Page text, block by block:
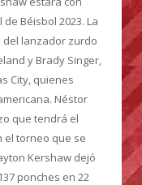
Béisbol 2023. La
del lanzador zurdo
y Brady Singer,
City, quienes
Néstor
que tendrá el
el torneo que se
Kershaw dejó
ponches en 22